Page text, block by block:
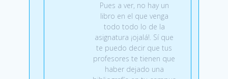
Pues a ver, no hay un
libro en el que venga
todo todo lo de la
asignatura ¡ojalá!. Sí que
te puedo decir que tus
profesores te tienen que
haber dejado una